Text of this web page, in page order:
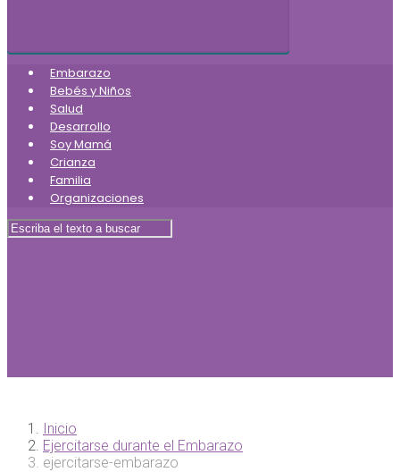
Embarazo
Bebés y Niños
Salud
Desarrollo
Soy Mamá
Crianza
Familia
Organizaciones
Inicio
Ejercitarse durante el Embarazo
ejercitarse-embarazo